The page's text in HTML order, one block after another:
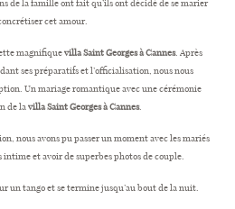
cet amour.
magnifiquevilla Saint Georges à Cannes. Après
ses préparatifs et l’officialisation, nous nous
Un mariage romantique avec une cérémonie
de lavilla Saint Georges à Cannes.
nous avons pu passer un moment avec les mariés
et avoir de superbes photos de couple.
un tango et se termine jusqu’au bout de la nuit.